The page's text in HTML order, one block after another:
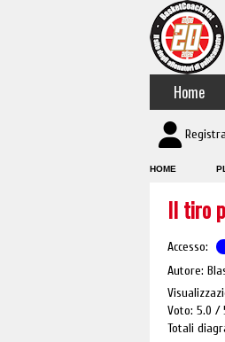
Home
HOME
Il tiro
Accesso:
Autore:
Voto: 5.0
Totali